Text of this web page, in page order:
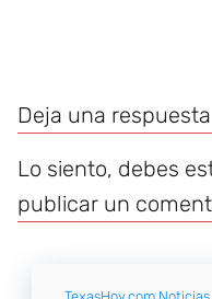
Deja una respuesta
Lo siento, debes
publicar un